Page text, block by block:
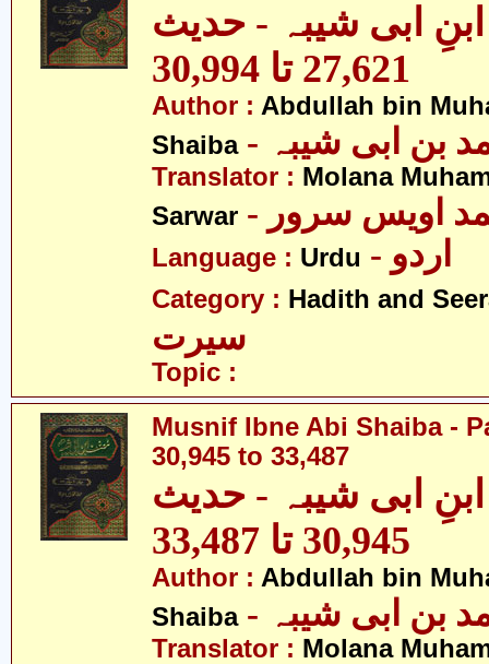
ابی شیبہ - حدیث
27,621 تا 30,994
Author : Abdullah bin
Shaiba
بن ابی شیبہ
Translator : Molana
Sarwar
اویس سرور
Language : Urdu - اردو
Category : Hadith and
سیرت
Topic :
Musnif Ibne Abi Shaiba -
30,945 to 33,487
ابی شیبہ - حدیث
30,945 تا 33,487
Author : Abdullah bin
Shaiba
بن ابی شیبہ
Translator : Molana